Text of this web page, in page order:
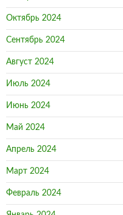
Октябрь 2024
Сентябрь 2024
Август 2024
Июль 2024
Июнь 2024
Май 2024
Апрель 2024
Март 2024
Февраль 2024